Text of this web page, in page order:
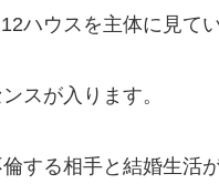
ハウスを主体に見てい
スが入ります。
する相手と結婚生活